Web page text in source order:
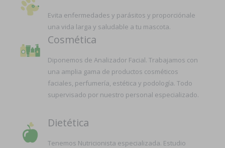
Evita enfermedades y parásitos y proporciónale
una vida larga y saludable a tu mascota.
Cosmética
Diponemos de Analizador Facial. Trabajamos con
una amplia gama de productos cosméticos
faciales, perfumería, estética y podología. Todo
supervisado por nuestro personal especializado.
Dietética
Tenemos Nutricionista especializada. Estudio